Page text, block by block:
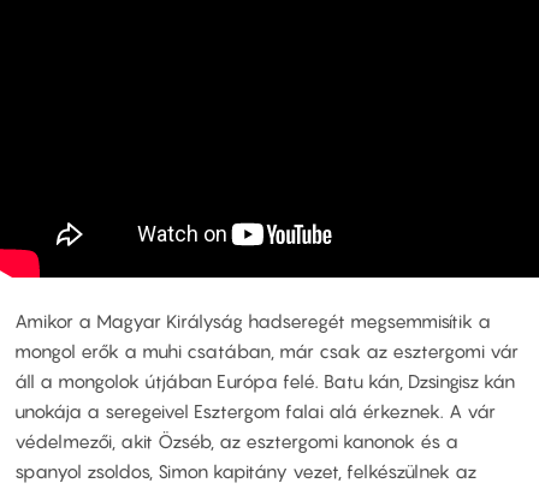
Amikor a Magyar Királyság hadseregét megsemmisítik a
mongol erők a muhi csatában, már csak az esztergomi vár
áll a mongolok útjában Európa felé. Batu kán, Dzsingisz kán
unokája a seregeivel Esztergom falai alá érkeznek. A vár
védelmezői, akit Özséb, az esztergomi kanonok és a
spanyol zsoldos, Simon kapitány vezet, felkészülnek az